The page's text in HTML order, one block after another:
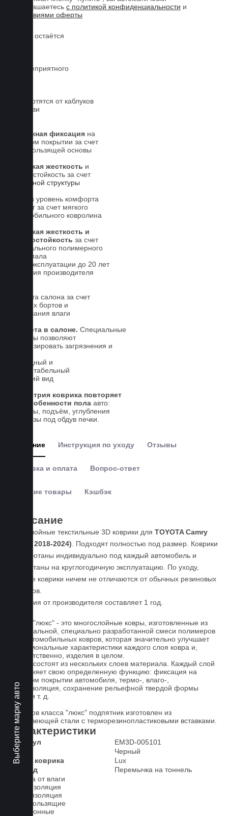
Выберите марку авто
соглашаетесь с политикой конфиденциальности и
условиями оферты
Обувь остаётся
Нет неприятного
Не портятся от каблуков
на обуви
Надежная фиксация на
штатном покрытии за счет
антискользящей основы
Высокая жесткость и
износостойкость за счет
5-слойной структуры
Новый уровень комфорта
для ног за счет мягкого
автомобильного ковролина
Высокая жесткость и
износостойкость за счет
специального полимерного
материала
Срок эксплуатации до 20 лет
Гарантия производителя
Чистота салона за счет
высоких бортов и
впитывания влаги
Чистота в салоне. Специальные
выступы позволяют
локализировать загрязнения и
Солидный и
презентабельный
внешний вид
Геометрия коврика повторяет
все особенности пола авто:
выступы, подъём, углубления
и вырезы под обдув печки.
Описание Инструкция по уходу Отзывы
Доставка и оплата Вопрос-ответ
Похожие товары Кэшбэк
Описание
Пятислойные текстильные 3D коврики для TOYOTA Camry
(XV70, 2018-2024) . Подходят полностью под размер. Коврики
разработаны индивидуально под каждый автомобиль и
рассчитаны на круглогодичную эксплуатацию. По уходу,
данные коврики ничем не отличаются от обычных резиновых
ковриков.
Гарантия от производителя составляет 1 год.
Ковры "люкс" - это многослойные ковры, изготовленные из
оригинальной, специально разработанной смеси полимеров
для автомобильных ковров, которая значительно улучшает
функциональные характеристики каждого слоя ковра и,
соответственно, изделия в целом.
Ковры состоят из нескольких слоев материала. Каждый слой
выполняет свою определенную функцию: фиксация на
штатном покрытии автомобиля, термо-, влаго-,
звукоизоляция, сохранение рельефной твердой формы
ковра и т. д.
У ковров класса "люкс" подпятник изготовлен из
нержавеющей стали с терморезинопластиковыми вставками.
Характеристики
Артикул
EM3D-005101
Цвет
Черный
Класс коврика
Lux
2-й ряд
Перемычка на тоннель
Защита от влаги
Шумоизоляция
Теплоизоляция
Антискользящие
Всесезонные